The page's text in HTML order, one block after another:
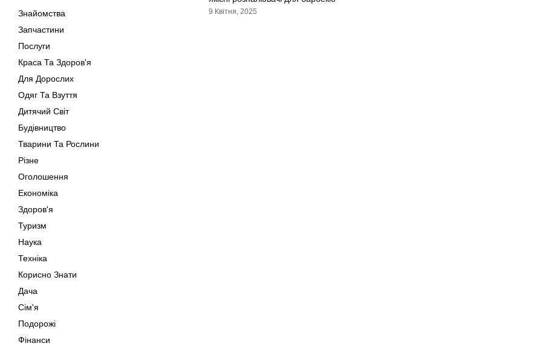
Знайомства
Запчастини
Послуги
Краса Та Здоров'я
Для Дорослих
Одяг Та Взуття
Дитячий Світ
Будівництво
Тварини Та Рослини
Різне
Оголошення
Економіка
Здоров'я
Туризм
Наука
Техніка
Корисно Знати
Дача
Сім'я
Подорожі
Фінанси
9 Квітня, 2025